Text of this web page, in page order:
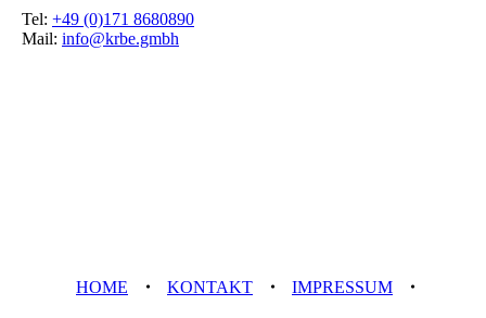
Tel: +49 (0)171 8680890
Mail: info@krbe.gmbh
HOME ・ KONTAKT ・ IMPRESSUM ・